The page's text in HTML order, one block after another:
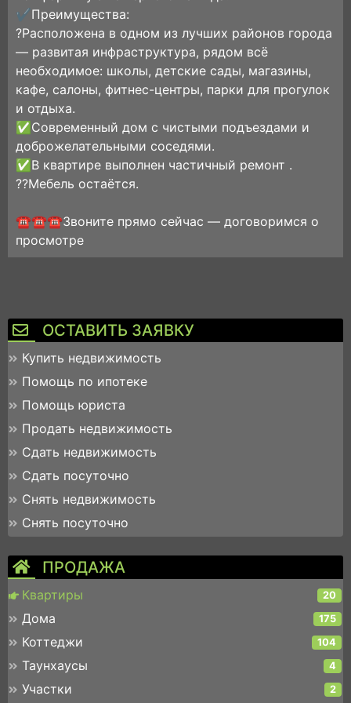
ОСТАВИТЬ ЗАЯВКУ
Купить недвижимость
Помощь по ипотеке
Помощь юриста
Продать недвижимость
Сдать недвижимость
Сдать посуточно
Снять недвижимость
Снять посуточно
ПРОДАЖА
Квартиры 20
Дома 175
Коттеджи 104
Таунхаусы 4
Участки 2
✔️Преимущества:
?Расположена в одном из лучших районов города
— развитая инфраструктура, рядом всё
необходимое: школы, детские сады, магазины,
кафе, салоны, фитнес-центры, парки для прогулок
и отдыха.
✅Современный дом с чистыми подъездами и
доброжелательными соседями.
✅В квартире выполнен частичный ремонт .
??Мебель остаётся.
☎️☎️☎️Звоните прямо сейчас — договоримся о
просмотре